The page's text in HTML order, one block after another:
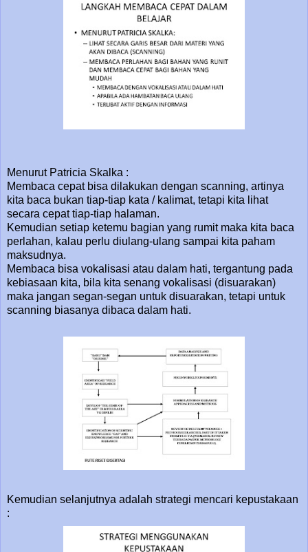
Menurut Patricia Skalka :
Membaca cepat bisa dilakukan dengan scanning, artinya
kita baca bukan tiap-tiap kata / kalimat, tetapi kita lihat
secara cepat tiap-tiap halaman.
Kemudian setiap ketemu bagian yang rumit maka kita baca
perlahan, kalau perlu diulang-ulang sampai kita paham
maksudnya.
Membaca bisa vokalisasi atau dalam hati, tergantung pada
kebiasaan kita, bila kita senang vokalisasi (disuarakan)
maka jangan segan-segan untuk disuarakan, tetapi untuk
scanning biasanya dibaca dalam hati.
Kemudian selanjutnya adalah strategi mencari kepustakaan
: